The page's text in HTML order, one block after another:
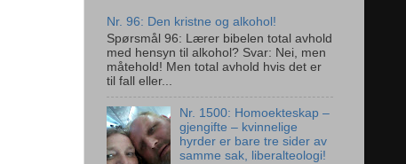
Nr. 96: Den kristne og alkohol!
Spørsmål 96: Lærer bibelen total avhold
med hensyn til alkohol? Svar: Nei, men
måtehold! Men total avhold hvis det er
til fall eller...
Nr. 1500: Homoekteskap –
gjengifte – kvinnelige
hyrder er bare tre sider av
samme sak, liberalteologi!